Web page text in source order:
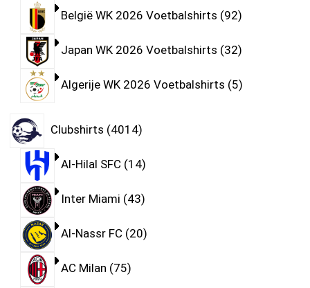
België WK 2026 Voetbalshirts 92
Japan WK 2026 Voetbalshirts 32
Algerije WK 2026 Voetbalshirts 5
Clubshirts 4014
Al-Hilal SFC 14
Inter Miami 43
Al-Nassr FC 20
AC Milan 75